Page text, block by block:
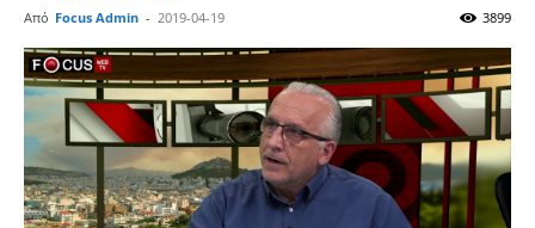
Από Focus Admin - 2019-04-19 3899